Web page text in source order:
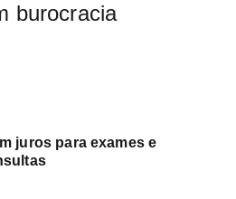
burocracia
juros para exames e